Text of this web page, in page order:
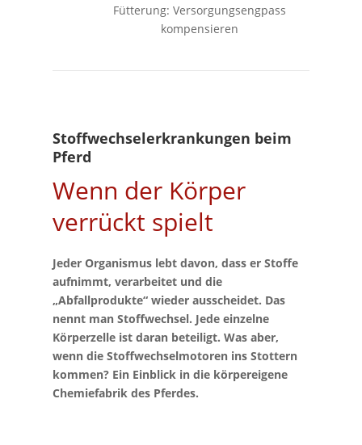
Fütterung: Versorgungsengpass
kompensieren
Stoffwechselerkrankungen beim
Pferd
Wenn der Körper
verrückt spielt
Jeder Organismus lebt davon, dass er Stoffe
aufnimmt, verarbeitet und die
„Abfallprodukte“ wieder ausscheidet. Das
nennt man Stoffwechsel. Jede einzelne
Körperzelle ist daran beteiligt. Was aber,
wenn die Stoffwechselmotoren ins Stottern
kommen? Ein Einblick in die körpereigene
Chemiefabrik des Pferdes.